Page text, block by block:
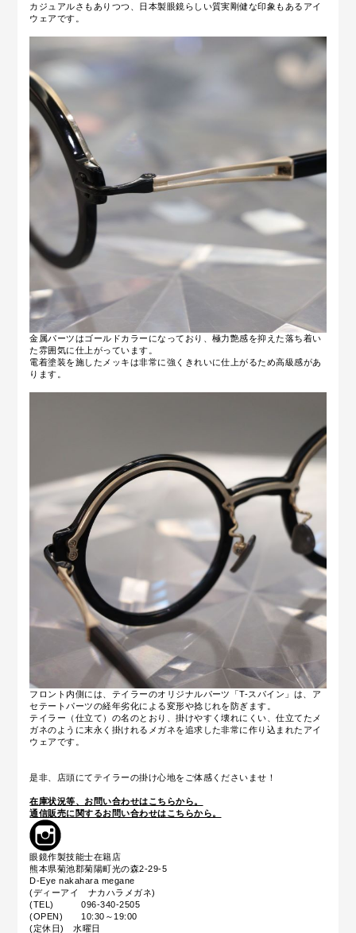
カジュアルさもありつつ、日本製眼鏡らしい質実剛健な印象もあるアイ
ウェアです。
金属パーツはゴールドカラーになっており、極力艶感を抑えた落ち着い
た雰囲気に仕上がっています。
電着塗装を施したメッキは非常に強くきれいに仕上がるため高級感があ
ります。
フロント内側には、テイラーのオリジナルパーツ「T-スパイン」は、ア
セテートパーツの経年劣化による変形や捻じれを防ぎます。
テイラー（仕立て）の名のとおり、掛けやすく壊れにくい、仕立てたメ
ガネのように末永く掛けれるメガネを追求した非常に作り込まれたアイ
ウェアです。
是非、店頭にてテイラーの掛け心地をご体感くださいませ！
在庫状況等、お問い合わせはこちらから。
通信販売に関するお問い合わせはこちらから。
眼鏡作製技能士在籍店
熊本県菊池郡菊陽町光の森2-29-5
D-Eye nakahara megane
(ディーアイ ナカハラメガネ)
(TEL) 096-340-2505
(OPEN) 10:30～19:00
(定休日) 水曜日